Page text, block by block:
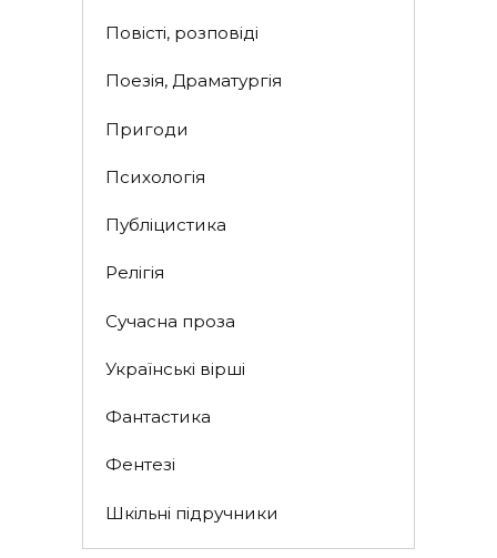
Повісті, розповіді
Поезія, Драматургія
Пригоди
Психологія
Публіцистика
Релігія
Сучасна проза
Українські вірші
Фантастика
Фентезі
Шкільні підручники